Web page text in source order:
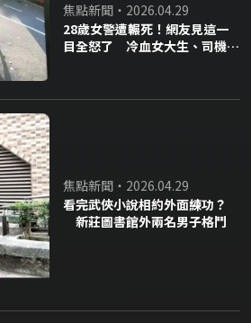
焦點新聞・2026.04.29
28歲女警遭輾死！網友見這一
目全怒了 冷血女大生、司機獲
焦點新聞・2026.04.29
看完武俠小說相約外面練功？
新莊圖書館外兩名男子格鬥